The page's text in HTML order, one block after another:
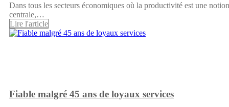
Dans tous les secteurs économiques où la productivité est une notion
centrale,…
Lire l'article
Fiable malgré 45 ans de loyaux services